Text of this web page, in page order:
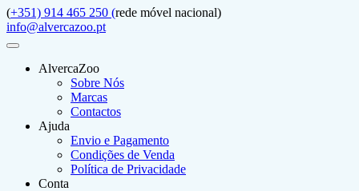
(+351) 914 465 250 (rede móvel nacional)
info@alvercazoo.pt
AlvercaZoo
Sobre Nós
Marcas
Contactos
Ajuda
Envio e Pagamento
Condições de Venda
Política de Privacidade
Conta